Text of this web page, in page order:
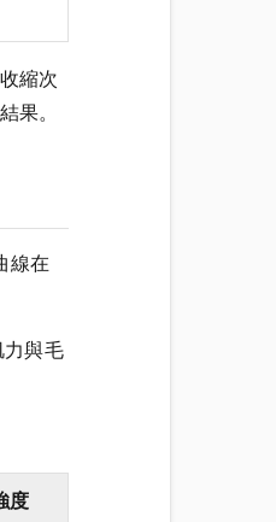
縮次
果。
線在
與毛
度